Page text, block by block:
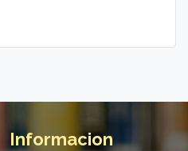
Informacion